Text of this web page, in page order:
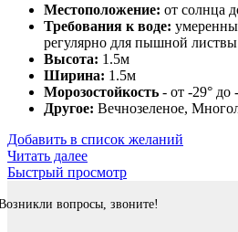
Местоположение: от солнца
Требования к воде:
регулярно для пышной
Высота: 1.5м
Ширина: 1.5м
Морозостойкость - от -29° до
Другое: Вечнозеленое,
Добавить в список желаний
Читать далее
Быстрый просмотр
вопросы, звоните!